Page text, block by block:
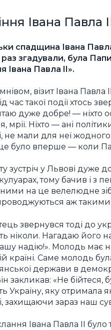
Івана Павла
спадщина Івана
згадували, була
Івана Павла II».
візит Івана
час такої події хтось
дуже добре! — ніхто
мрії. Ніхто — ані
не мали для неї жодного
це було вперше — коли
зустріч у Львові дуже
тому бачив і з
на це велелюдне
аж
звернувся тоді до
ніколи. Нагадаю його
надію!». Молодь має
країні. Саме молодь
держави в
закликав: «Не
Україну, яку отримала
захищаючи зараз наш
Івана Павла II було